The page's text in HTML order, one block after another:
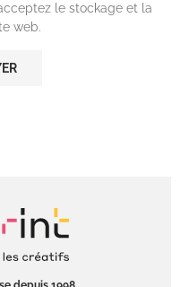
le stockage et la
web.